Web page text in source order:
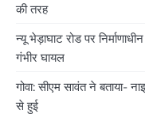
की तरह
न्यू भेड़ाघाट रोड पर
गंभीर घायल
गोवा: सीएम सावंत ने बताया-
से हुई